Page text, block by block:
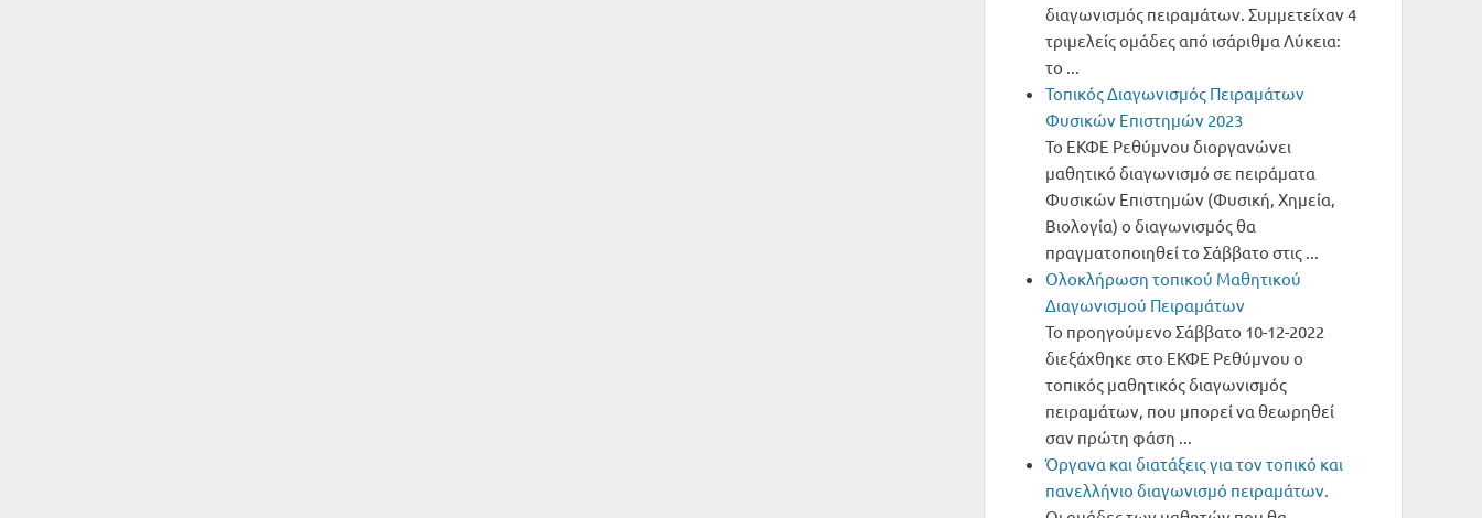
διαγωνισμός πειραμάτων. Συμμετείχαν 4
τριμελείς ομάδες από ισάριθμα Λύκεια:
το ...
Τοπικός Διαγωνισμός Πειραμάτων
Φυσικών Επιστημών 2023
Το ΕΚΦΕ Ρεθύμνου διοργανώνει
μαθητικό διαγωνισμό σε πειράματα
Φυσικών Επιστημών (Φυσική, Χημεία,
Βιολογία) ο διαγωνισμός θα
πραγματοποιηθεί το Σάββατο στις ...
Oλοκλήρωση τοπικού Μαθητικού
Διαγωνισμού Πειραμάτων
Το προηγούμενο Σάββατο 10-12-2022
διεξάχθηκε στο ΕΚΦΕ Ρεθύμνου ο
τοπικός μαθητικός διαγωνισμός
πειραμάτων, που μπορεί να θεωρηθεί
σαν πρώτη φάση ...
Όργανα και διατάξεις για τον τοπικό και
πανελλήνιο διαγωνισμό πειραμάτων.